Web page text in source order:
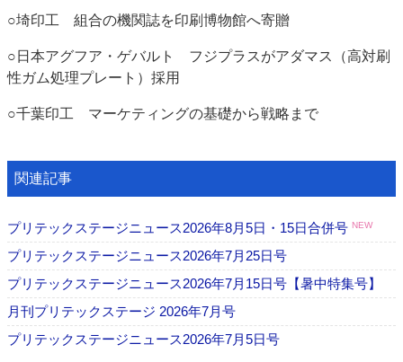
○埼印工 組合の機関誌を印刷博物館へ寄贈
○日本アグフア・ゲバルト フジプラスがアダマス（高対刷
性ガム処理プレート）採用
○千葉印工 マーケティングの基礎から戦略まで
関連記事
プリテックステージニュース2026年8月5日・15日合併号 NEW
プリテックステージニュース2026年7月25日号
プリテックステージニュース2026年7月15日号【暑中特集号】
月刊プリテックステージ 2026年7月号
プリテックステージニュース2026年7月5日号